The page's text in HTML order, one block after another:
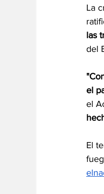
La
las
del
el
el
El